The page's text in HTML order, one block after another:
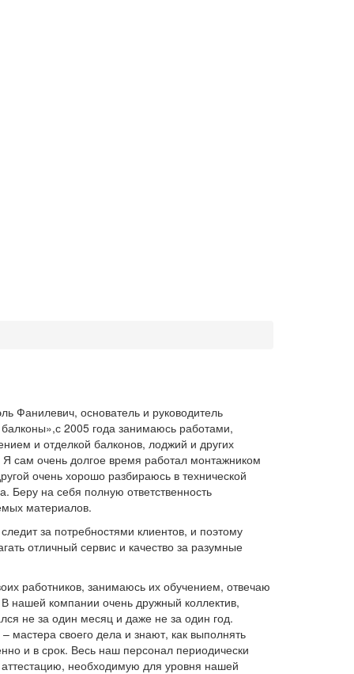
Фанилевич, основатель и руководитель
2005 года занимаюсь работами,
и отделкой балконов, лоджий и других
сам очень долгое время работал монтажником
очень хорошо разбираюсь в технической
Беру на себя полную ответственность
материалов.
за потребностями клиентов, и поэтому
отличный сервис и качество за разумные
работников, занимаюсь их обучением, отвечаю
нашей компании очень дружный коллектив,
не за один месяц и даже не за один год.
мастера своего дела и знают, как выполнять
и в срок. Весь наш персонал периодически
необходимую для уровня нашей